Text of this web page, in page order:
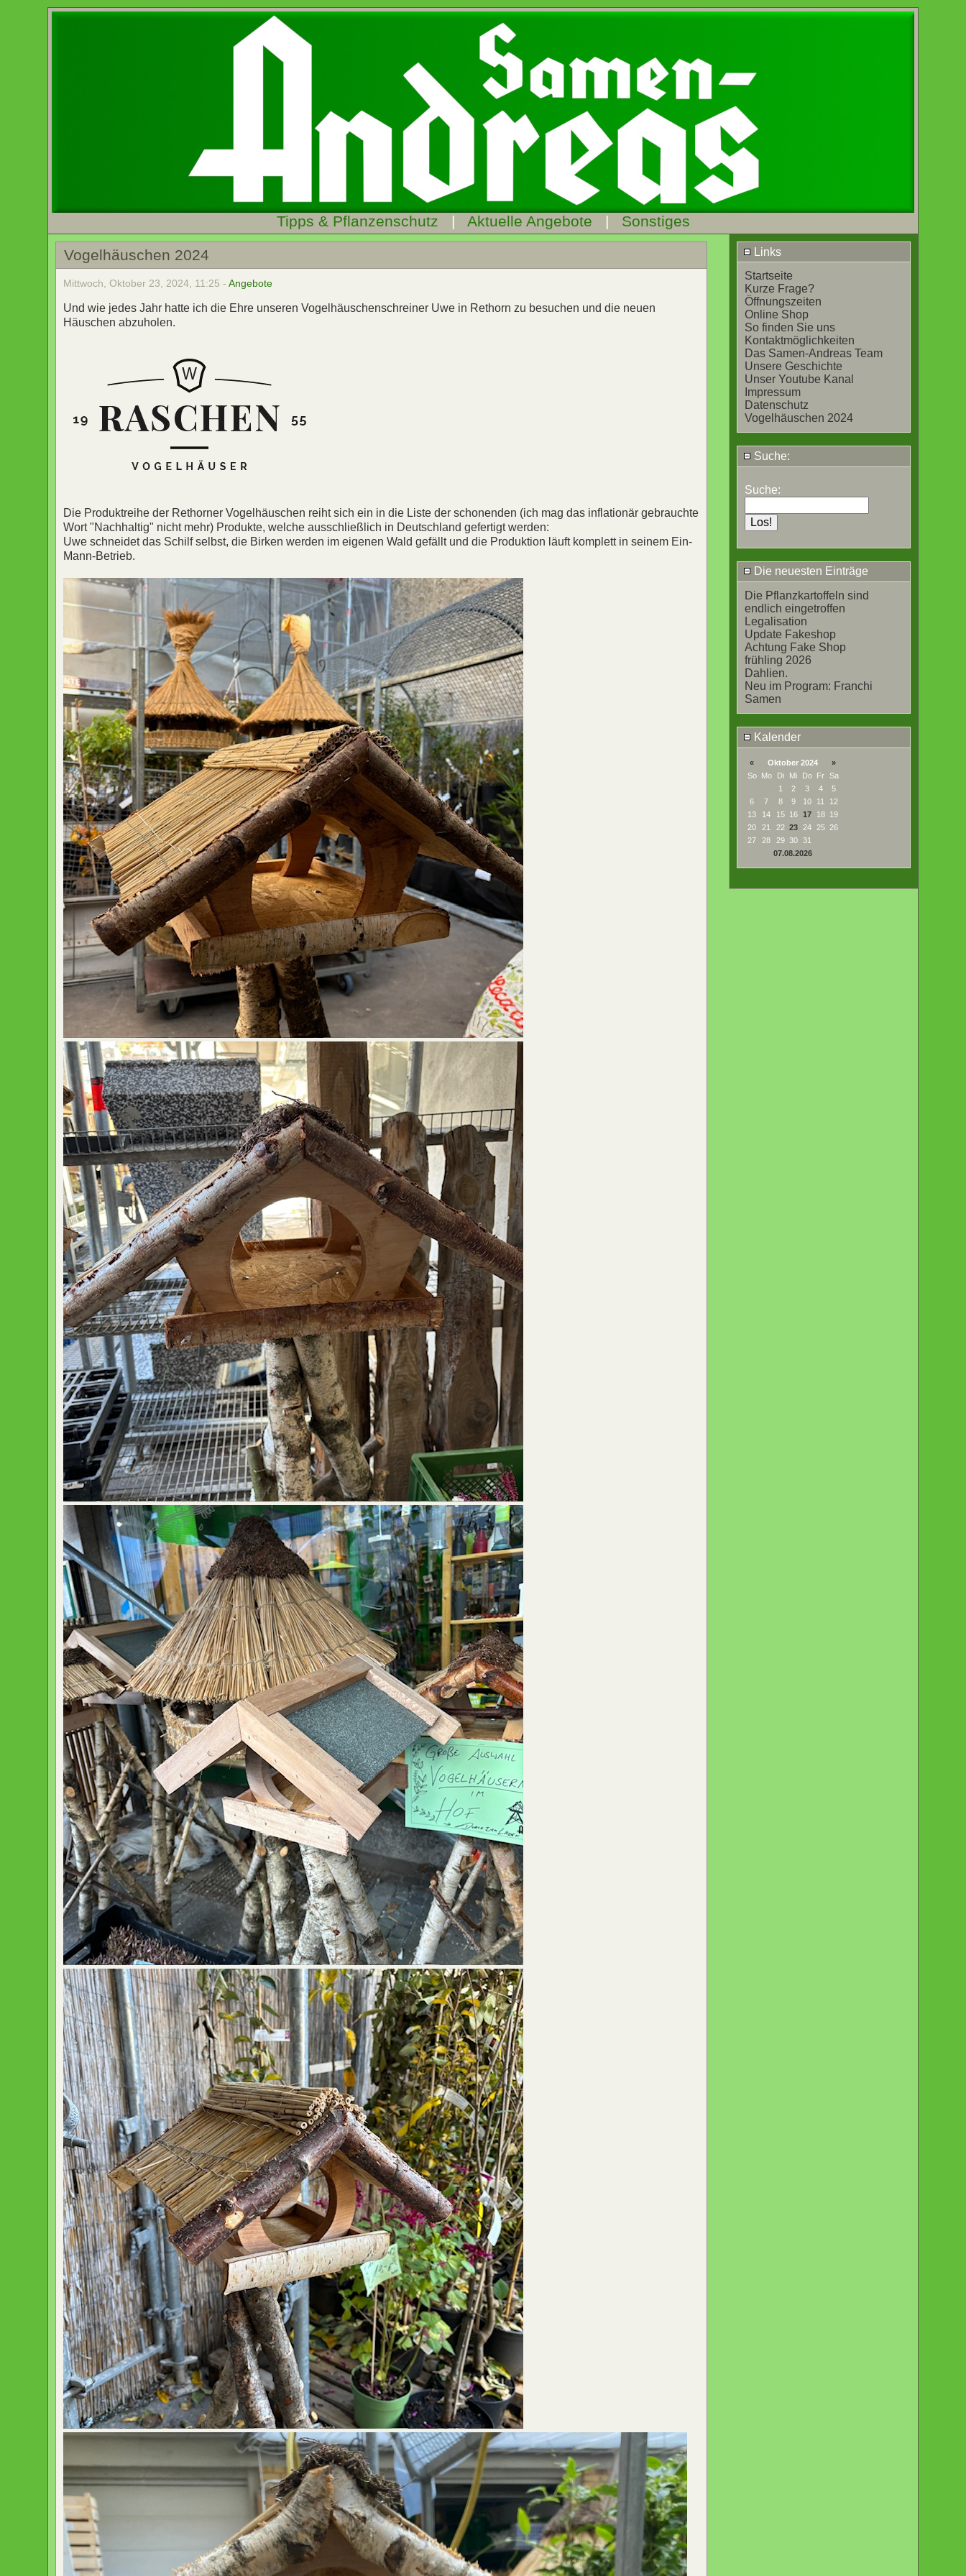
Tipps & Pflanzenschutz | Aktuelle Angebote | Sonstiges
Links
Startseite
Kurze Frage?
Öffnungszeiten
Online Shop
So finden Sie uns
Kontaktmöglichkeiten
Das Samen-Andreas Team
Unsere Geschichte
Unser Youtube Kanal
Impressum
Datenschutz
Vogelhäuschen 2024
Suche:
Suche:
Die neuesten Einträge
Die Pflanzkartoffeln sind
endlich eingetroffen
Legalisation
Update Fakeshop
Achtung Fake Shop
frühling 2026
Dahlien.
Neu im Program: Franchi
Samen
Kalender
« Oktober 2024
»
So Mo Di Mi Do Fr Sa
1
2 3 4
5
6
7 8 9 10 11
12
13
14 15 16 17 18 19
20
21 22 23 24 25 26
27
28 29 30 31
07.08.2026
Vogelhäuschen 2024
Mittwoch, Oktober 23, 2024, 11:25 -Angebote
Und wie jedes Jahr hatte ich die Ehre unseren Vogelhäuschenschreiner Uwe in Rethorn zu besuchen und die neuen
Häuschen abzuholen.
Die Produktreihe der Rethorner Vogelhäuschen reiht sich ein in die Liste der schonenden (ich mag das inflationär gebrauchte
Wort "Nachhaltig" nicht mehr) Produkte, welche ausschließlich in Deutschland gefertigt werden:
Uwe schneidet das Schilf selbst, die Birken werden im eigenen Wald gefällt und die Produktion läuft komplett in seinem Ein-
Mann-Betrieb.